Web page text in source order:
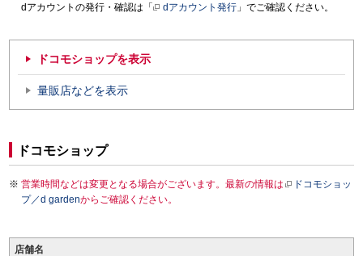
dアカウントの発行・確認は「
dアカウント発行 」でご確認ください。
ドコモショップを表示
量販店などを表示
ドコモショップ
営業時間などは変更となる場合がございます。最新の情報は
ドコモショッ
プ／d gardenからご確認ください。
店舗名